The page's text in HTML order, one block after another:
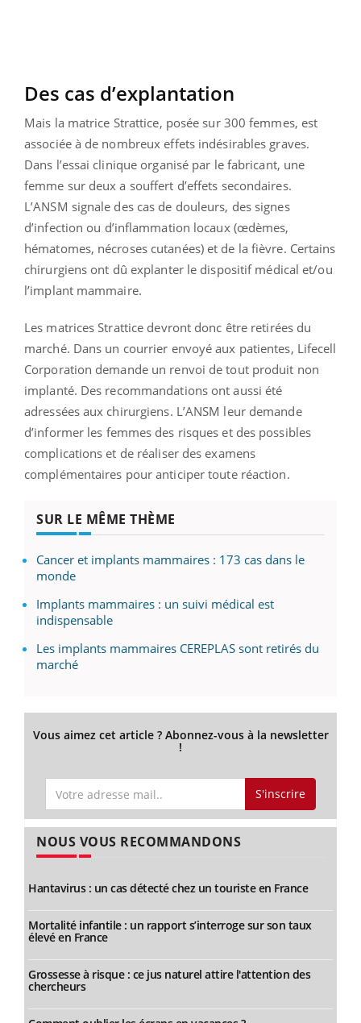
Des cas d’explantation
Mais la matrice Strattice, posée sur 300 femmes, est
associée à de nombreux effets indésirables graves.
Dans l’essai clinique organisé par le fabricant, une
femme sur deux a souffert d’effets secondaires.
L’ANSM signale des cas de douleurs, des signes
d’infection ou d’inflammation locaux (œdèmes,
hématomes, nécroses cutanées) et de la fièvre. Certains
chirurgiens ont dû explanter le dispositif médical et/ou
l’implant mammaire.
Les matrices Strattice devront donc être retirées du
marché. Dans un courrier envoyé aux patientes, Lifecell
Corporation demande un renvoi de tout produit non
implanté. Des recommandations ont aussi été
adressées aux chirurgiens. L’ANSM leur demande
d’informer les femmes des risques et des possibles
complications et de réaliser des examens
complémentaires pour anticiper toute réaction.
SUR LE MÊME THÈME
Cancer et implants mammaires : 173 cas dans le
monde
Implants mammaires : un suivi médical est
indispensable
Les implants mammaires CEREPLAS sont retirés du
marché
Vous aimez cet article ? Abonnez-vous à la newsletter
!
S'inscrire
NOUS VOUS RECOMMANDONS
Hantavirus : un cas détecté chez un touriste en France
Mortalité infantile : un rapport s’interroge sur son taux
élevé en France
Grossesse à risque : ce jus naturel attire l'attention des
chercheurs